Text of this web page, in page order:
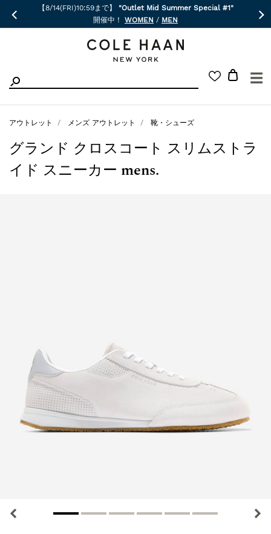
【8/14(FRI)10:59まで】
"Outlet Mid Summer Special #1"
開催中！ WOMEN / MEN
☰
アウトレット メンズ アウトレット 靴・シューズ
グランド クロスコート スリムストラ
イド スニーカー mens.